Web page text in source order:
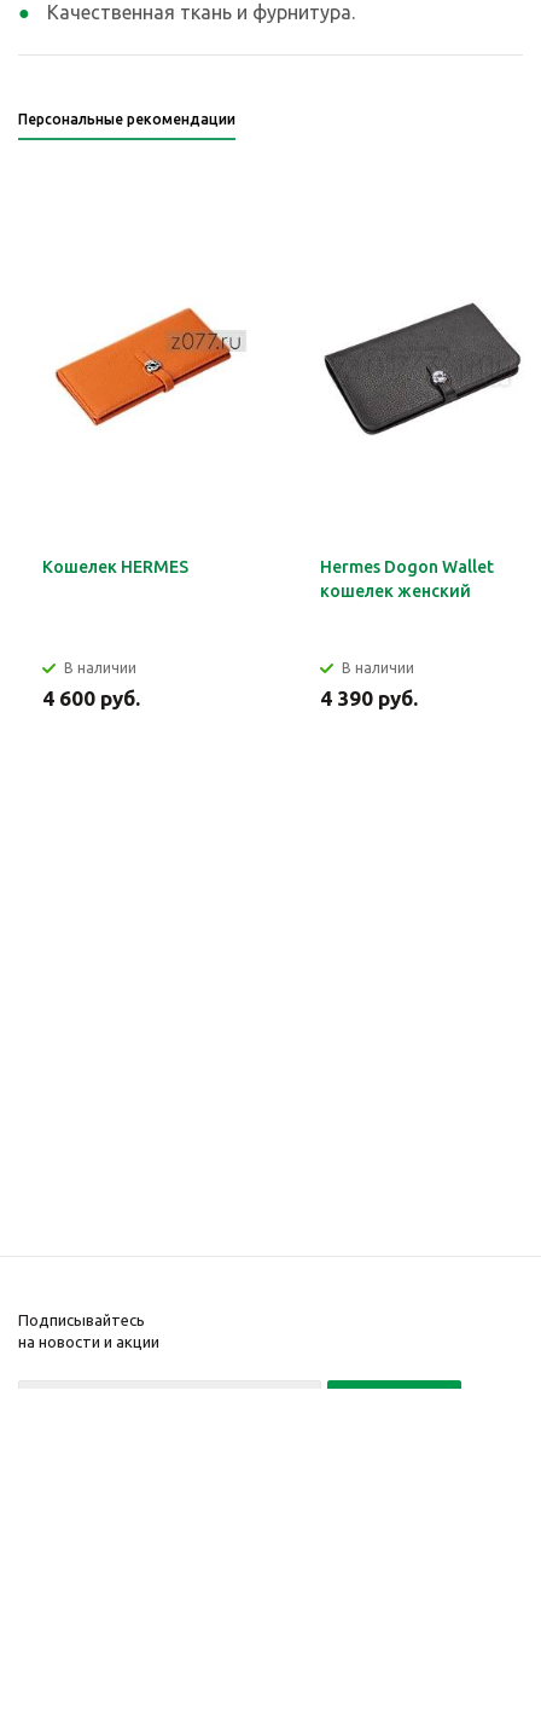
Качественная ткань и фурнитура.
Персональные рекомендации
Кошелек HERMES
В наличии
4 600 руб.
Hermes Dogon Wallet
кошелек женский
В наличии
4 390 руб.
Подписывайтесь
на новости и акции